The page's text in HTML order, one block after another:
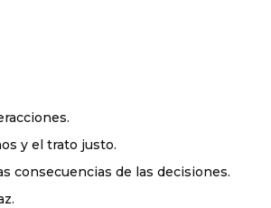
y el trato justo.
consecuencias de las decisiones.